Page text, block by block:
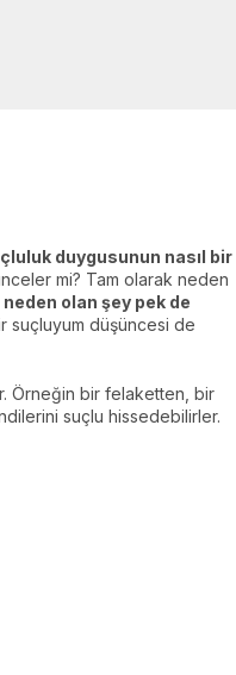
duygusunun nasıl bir
mi? Tam olarak neden
olan şey pek de
suçluyum düşüncesi de
Örneğin bir felaketten, bir
suçlu hissedebilirler.